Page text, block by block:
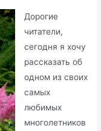
Дорогие
читатели,
сегодня я хочу
рассказать об
одном из своих
самых
любимых
многолетников